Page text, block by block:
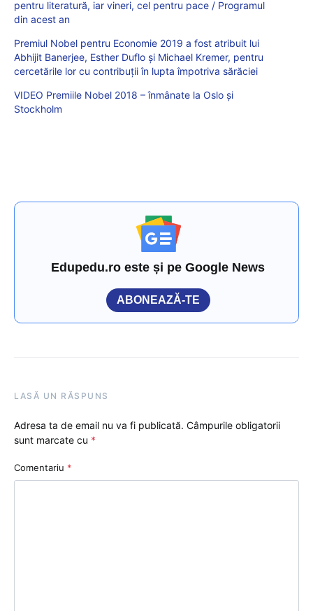
pentru literatură, iar vineri, cel pentru pace / Programul
din acest an
Premiul Nobel pentru Economie 2019 a fost atribuit lui
Abhijit Banerjee, Esther Duflo și Michael Kremer, pentru
cercetările lor cu contribuții în lupta împotriva sărăciei
VIDEO Premiile Nobel 2018 – înmânate la Oslo şi
Stockholm
Edupedu.ro este și pe Google News
ABONEAZĂ-TE
LASĂ UN RĂSPUNS
Adresa ta de email nu va fi publicată. Câmpurile obligatorii
sunt marcate cu *
Comentariu *